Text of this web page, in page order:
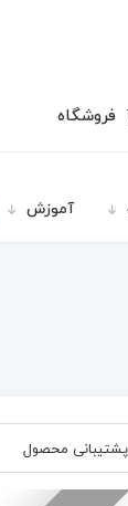
فروشگاه
آموزش
پشتیبانی محصول